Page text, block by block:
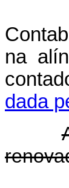
na
dada